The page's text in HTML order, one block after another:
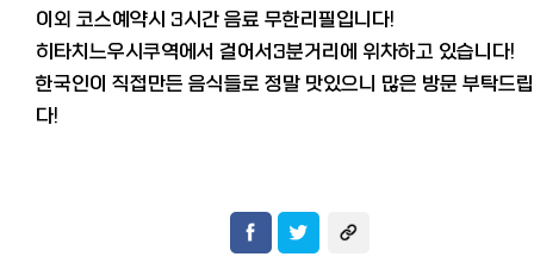
이외 코스예약시 3시간 음료 무한리필입니다!
히타치느우시쿠역에서 걸어서3분거리에 위차하고 있습니다!
한국인이 직접만든 음식들로 정말 맛있으니 많은 방문 부탁드
다!